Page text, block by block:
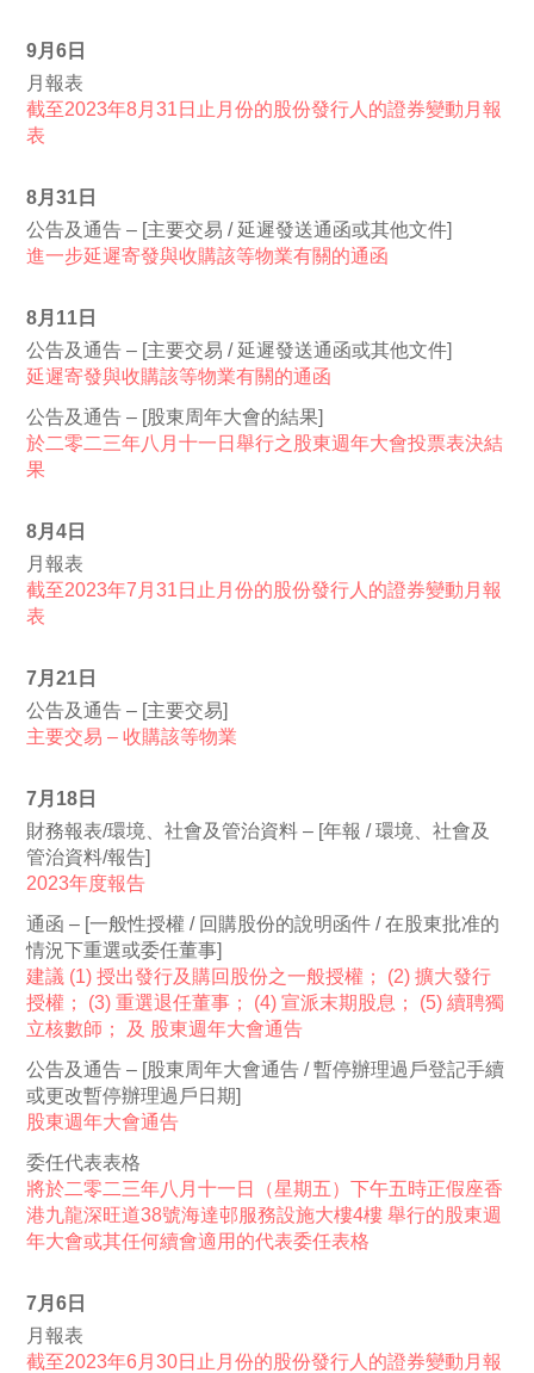
9月6日
月報表
截至2023年8月31日止月份的股份發行人的證券變動月報
表
8月31日
公告及通告 – [主要交易 / 延遲發送通函或其他文件]
進一步延遲寄發與收購該等物業有關的通函
8月11日
公告及通告 – [主要交易 / 延遲發送通函或其他文件]
延遲寄發與收購該等物業有關的通函
公告及通告 – [股東周年大會的結果]
於二零二三年八月十一日舉行之股東週年大會投票表決結
果
8月4日
月報表
截至2023年7月31日止月份的股份發行人的證券變動月報
表
7月21日
公告及通告 – [主要交易]
主要交易 – 收購該等物業
7月18日
財務報表/環境、社會及管治資料 – [年報 / 環境、社會及
管治資料/報告]
2023年度報告
通函 – [一般性授權 / 回購股份的說明函件 / 在股東批准的
情況下重選或委任董事]
建議 (1) 授出發行及購回股份之一般授權； (2) 擴大發行
授權； (3) 重選退任董事； (4) 宣派末期股息； (5) 續聘獨
立核數師； 及 股東週年大會通告
公告及通告 – [股東周年大會通告 / 暫停辦理過戶登記手續
或更改暫停辦理過戶日期]
股東週年大會通告
委任代表表格
將於二零二三年八月十一日（星期五）下午五時正假座香
港九龍深旺道38號海達邨服務設施大樓4樓 舉行的股東週
年大會或其任何續會適用的代表委任表格
7月6日
月報表
截至2023年6月30日止月份的股份發行人的證券變動月報